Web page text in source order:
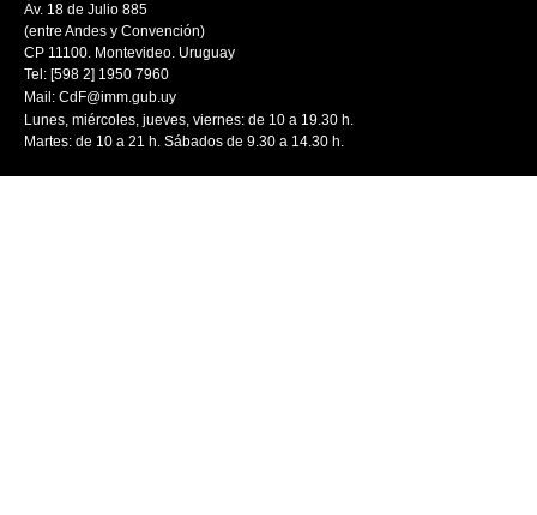
Av. 18 de Julio 885
(entre Andes y Convención)
CP 11100. Montevideo. Uruguay
Tel: [598 2] 1950 7960
Mail: CdF@imm.gub.uy
Lunes, miércoles, jueves, viernes: de 10 a 19.30 h.
Martes: de 10 a 21 h. Sábados de 9.30 a 14.30 h.